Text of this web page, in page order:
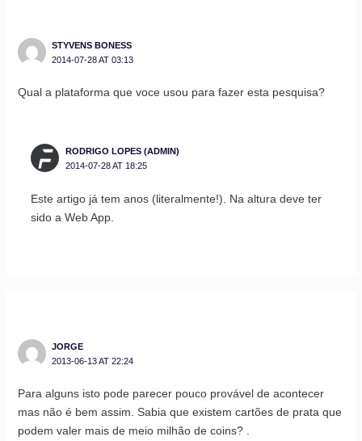
STYVENS BONESS
2014-07-28 AT 03:13
Qual a plataforma que voce usou para fazer esta pesquisa?
RODRIGO LOPES (ADMIN)
2014-07-28 AT 18:25
Este artigo já tem anos (literalmente!). Na altura deve ter
sido a Web App.
JORGE
2013-06-13 AT 22:24
Para alguns isto pode parecer pouco provável de acontecer
mas não é bem assim. Sabia que existem cartões de prata que
podem valer mais de meio milhão de coins? .